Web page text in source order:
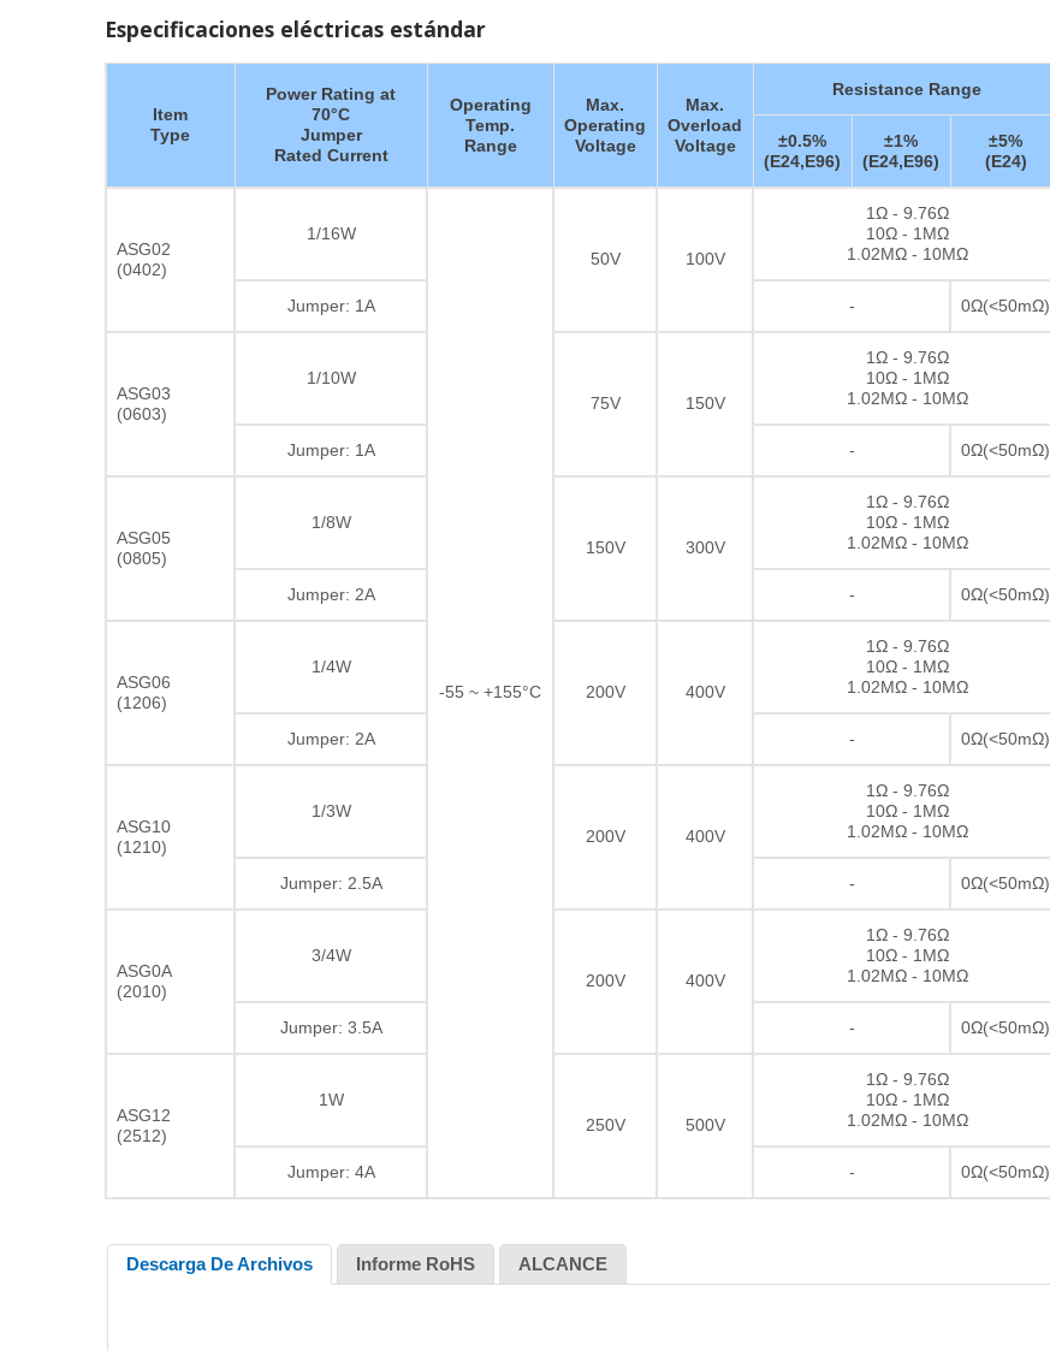
Especificaciones eléctricas estándar
Item
Type
Power Rating at
70°C
Jumper
Rated Current
Operating
Temp.
Range
Max.
Operating
Voltage
Max.
Overload
Voltage
Resistance Range
±0.5%
(E24,E96)
±1%
(E24,E96)
±5%
(E24)
ASG02
(0402)
1/16W
-55 ~ +155°C
50V 100V
1Ω - 9.76Ω
10Ω - 1MΩ
1.02MΩ - 10MΩ
Jumper: 1A - 0Ω(<50mΩ)
ASG03
(0603)
1/10W
75V
150V
1Ω - 9.76Ω
10Ω - 1MΩ
1.02MΩ - 10MΩ
Jumper: 1A - 0Ω(<50mΩ)
ASG05
(0805)
1/8W
150V
300V
1Ω - 9.76Ω
10Ω - 1MΩ
1.02MΩ - 10MΩ
Jumper: 2A - 0Ω(<50mΩ)
ASG06
(1206)
1/4W
200V
400V
1Ω - 9.76Ω
10Ω - 1MΩ
1.02MΩ - 10MΩ
Jumper: 2A - 0Ω(<50mΩ)
ASG10
(1210)
1/3W
200V
400V
1Ω - 9.76Ω
10Ω - 1MΩ
1.02MΩ - 10MΩ
Jumper: 2.5A - 0Ω(<50mΩ)
ASG0A
(2010)
3/4W
200V
400V
1Ω - 9.76Ω
10Ω - 1MΩ
1.02MΩ - 10MΩ
Jumper: 3.5A - 0Ω(<50mΩ)
ASG12
(2512)
1W
250V
500V
1Ω - 9.76Ω
10Ω - 1MΩ
1.02MΩ - 10MΩ
Jumper: 4A - 0Ω(<50mΩ)
Descarga De Archivos Informe RoHS ALCANCE